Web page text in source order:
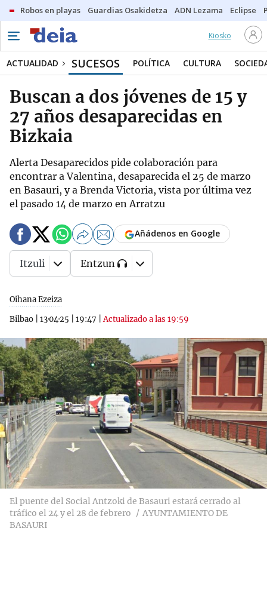
Robos en playas Guardias Osakidetza ADN Lezama Eclipse
Kiosko
ACTUALIDAD SUCESOS POLÍTICA CULTURA
Buscan a dos jóvenes de 15 y
27 años desaparecidas en
Bizkaia
Alerta Desaparecidos pide colaboración para
encontrar a Valentina, desaparecida el 25 de marzo
en Basauri, y a Brenda Victoria, vista por última vez
el pasado 14 de marzo en Arratzu
Oihana Ezeiza
Bilbao
13·04·25 19:47 |Actualizado a las 19:59
Añádenos en Google
Itzuli Entzun
El puente del Social Antzoki de Basauri estará cerrado al
tráfico el 24 y el 28 de febrero
AYUNTAMIENTO DE
BASAURI